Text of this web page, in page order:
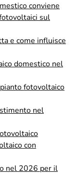
conviene
sul
e come influisce
domestico nel
fotovoltaico
nel
con
nel 2026 per il